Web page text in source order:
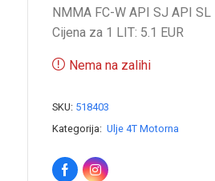
NMMA FC-W API SJ API SL
Cijena za 1 LIT: 5.1 EUR
Nema na zalihi
SKU: 518403
Kategorija: Ulje 4T Motorna